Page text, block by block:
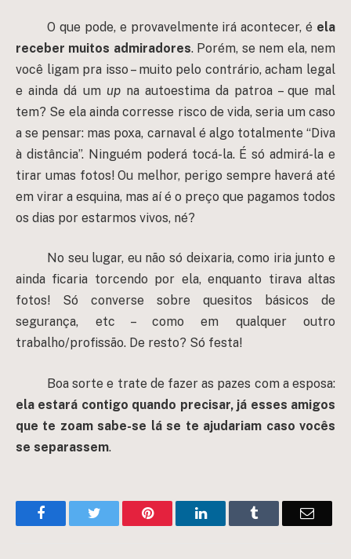
O que pode, e provavelmente irá acontecer, é ela
receber muitos admiradores. Porém, se nem ela, nem
você ligam pra isso – muito pelo contrário, acham legal
e ainda dá um upna autoestima da patroa – que mal
tem? Se ela ainda corresse risco de vida, seria um caso
a se pensar: mas poxa, carnaval é algo totalmente “Diva
à distância”. Ninguém poderá tocá-la. É só admirá-la e
tirar umas fotos! Ou melhor, perigo sempre haverá até
em virar a esquina, mas aí é o preço que pagamos todos
os dias por estarmos vivos, né?
No seu lugar, eu não só deixaria, como iria junto e
ainda ficaria torcendo por ela, enquanto tirava altas
fotos! Só converse sobre quesitos básicos de
segurança, etc – como em qualquer outro
trabalho/profissão. De resto? Só festa!
Boa sorte e trate de fazer as pazes com a esposa:
ela estará contigo quando precisar, já esses amigos
que te zoam sabe-se lá se te ajudariam caso vocês
se separassem.
FacebookTwitter Pinterest LinkedInTumblr Email